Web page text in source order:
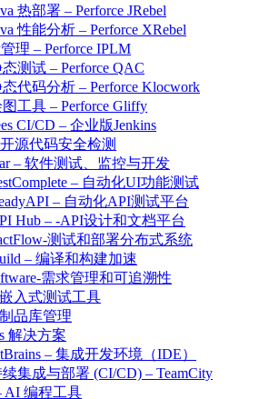
热部署 – Perforce JRebel
性能分析 – Perforce XRebel
理 – Perforce IPLM
测试 – Perforce QAC
代码分析 – Perforce Klocwork
工具 – Perforce Gliffy
CI/CD – 企业版Jenkins
源代码安全检测
– 软件测试、监控与开发
– 自动化UI功能测试
– 自动化API测试平台
Hub – -API设计和文档平台
测试和部署分布式系统
– 编译和构建加速
需求管理和可追溯性
嵌入式测试工具
品库管理
解决方案
– 集成开发环境（IDE）
集成与部署 (CI/CD) – TeamCity
AI 编程工具